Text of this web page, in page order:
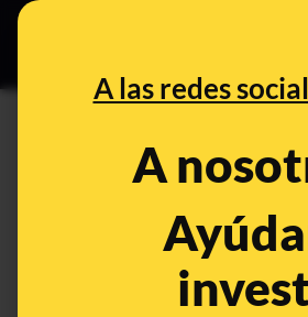
A las redes
A
¿SMS
This